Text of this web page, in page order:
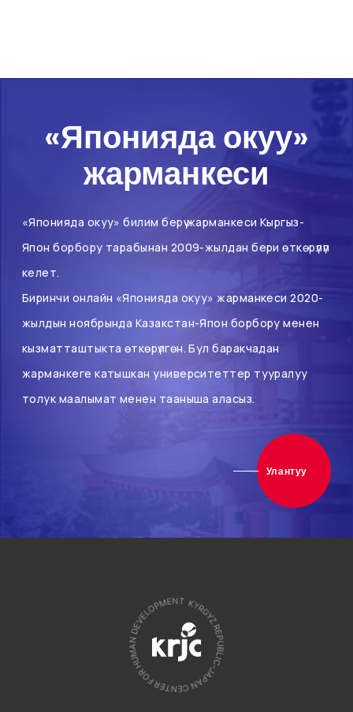
«Японияда окуу»
жарманкеси
«Японияда окуу» билим берүү жарманкеси Кыргыз-
Япон борбору тарабынан 2009-жылдан бери өткөрүлүп
келет.
Биринчи онлайн «Японияда окуу» жарманкеси 2020-
жылдын ноябрында Казакстан-Япон борбору менен
кызматташтыкта өткөрүлгөн. Бул баракчадан
жарманкеге катышкан университеттер тууралуу
толук маалымат менен тааныша аласыз.
Улантуу